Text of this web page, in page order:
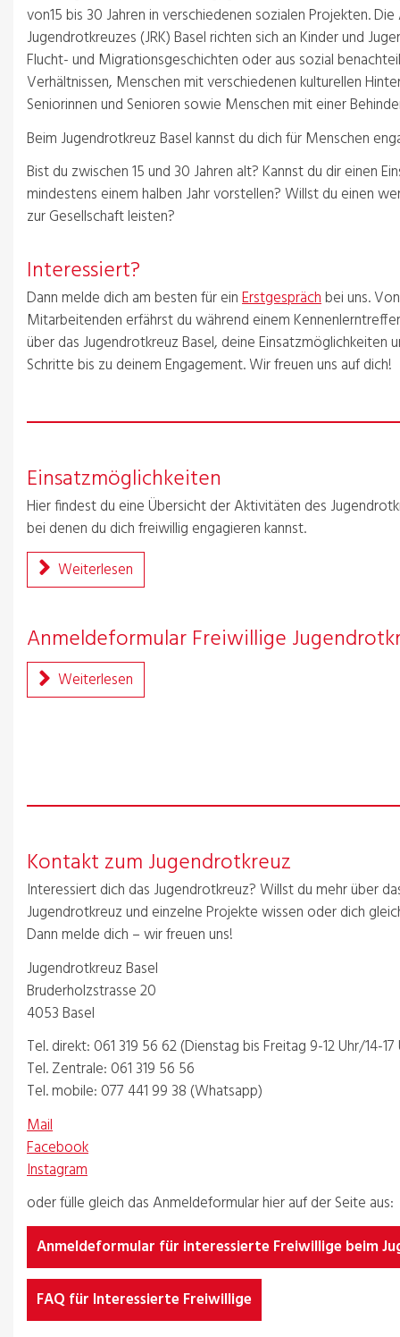
von15 bis 30 Jahren in verschiedenen sozialen Projekten.
Jugendrotkreuzes (JRK) Basel richten sich an Kinder und
Flucht- und Migrationsgeschichten oder aus sozial
Verhältnissen, Menschen mit verschiedenen kulturellen
Seniorinnen und Senioren sowie Menschen mit einer
Beim Jugendrotkreuz Basel kannst du dich für Menschen
Bist du zwischen 15 und 30 Jahren alt? Kannst du dir einen
mindestens einem halben Jahr vorstellen? Willst du einen
zur Gesellschaft leisten?
Interessiert?
Dann melde dich am besten für einErstgesprächbei uns.
Mitarbeitenden erfährst du während einem
über das Jugendrotkreuz Basel, deine Einsatzmöglichkeiten
Schritte bis zu deinem Engagement. Wir freuen uns auf dich!
Einsatzmöglichkeiten
Hier findest du eine Übersicht der Aktivitäten des
bei denen du dich freiwillig engagieren kannst.
Weiterlesen
Anmeldeformular Freiwillige
Weiterlesen
Kontakt zum Jugendrotkreuz
Interessiert dich das Jugendrotkreuz? Willst du mehr über
Jugendrotkreuz und einzelne Projekte wissen oder dich
Dann melde dich – wir freuen uns!
Jugendrotkreuz Basel
Bruderholzstrasse 20
4053 Basel
Tel. direkt: 061 319 56 62 (Dienstag bis Freitag 9-12 Uhr/14-17
Tel. Zentrale: 061 319 56 56
Tel. mobile: 077 441 99 38 (Whatsapp)
Mail
Facebook
Instagram
oder fülle gleich das Anmeldeformular hier auf der Seite aus:
Anmeldeformular für interessierte Freiwillige beim
FAQ für Interessierte Freiwillige